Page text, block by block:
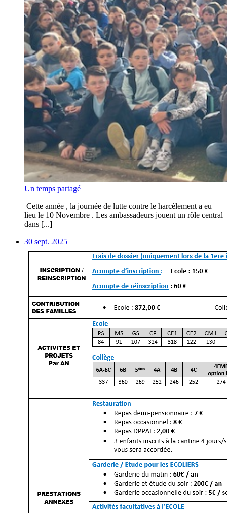
Un temps partagé
Cette année , la journée de lutte contre le harcèlement a eu
lieu le 10 Novembre . Les ambassadeurs jouent un rôle central
dans [...]
30 sept. 2025